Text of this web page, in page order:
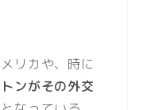
リカや、時に
ンがその外交